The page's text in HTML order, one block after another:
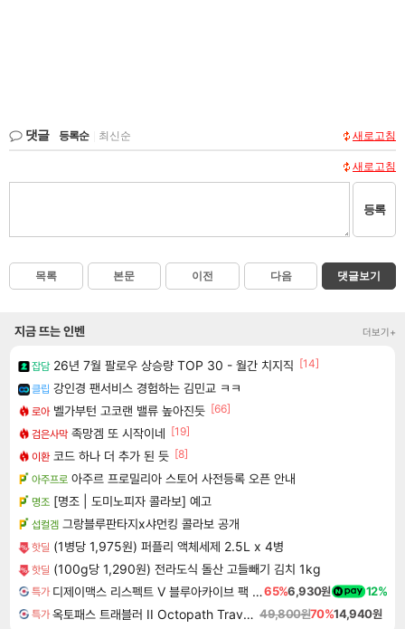
댓글 등록순 최신순 새로고침
새로고침
등록
목록 본문 이전 다음 댓글보기
지금 뜨는 인벤 더보기+
잡담 26년 7월 팔로우 상승량 TOP 30 - 월간 치지직 [14]
클립 강인경 팬서비스 경험하는 김민교 ㅋㅋ
로아 벨가부턴 고코랜 밸류 높아진듯 [66]
검은사막 족망겜 또 시작이네
[19]
이환 코드 하나 더 추가 된 듯 [8]
아주프로 아주르 프로밀리아 스토어 사전등록 오픈 안내
명조 [명조 | 도미노피자 콜라보] 예고
섭컬겜 그랑블루판타지x샤먼킹 콜라보 공개
핫딜 (1병당 1,975원) 퍼플리 액체세제 2.5L x 4병
핫딜 (100g당 1,290원) 전라도식 돌산 고들빼기 김치 1kg
특가 디제이맥스 리스펙트 V 블루아카이브 팩 DJMAX RESPECT V Blue Archive Pack DLC65%6,930원 12%
특가 옥토패스 트래블러 II Octopath Traveler II 49,800원70%14,940원